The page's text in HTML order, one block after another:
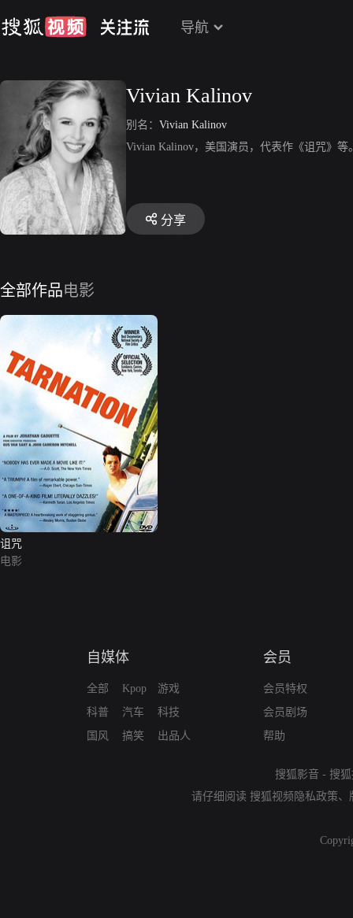
导航
Vivian Kalinov
别名： Vivian Kalinov
Vivian Kalinov，美国演员，代表作《诅咒》等
分享
全部作品电影
诅咒
电影
自媒体
全部
科普
国风
Kpop
汽车
搞笑
游戏
科技
出品人
会员
会员特权
会员剧场
帮助
搜狐影音 - 搜
请仔细阅读 搜狐视频隐私政策、